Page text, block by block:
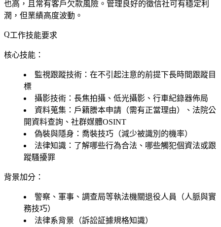
也高，且常有客戶欠款風險。管理良好的徵信社可有穩定利
潤，但業績高度波動。
工作技能要求
核心技能：
監視跟蹤技術：在不引起注意的前提下長時間跟蹤目
標
攝影技術：長焦拍攝、低光攝影、行車紀錄器佈局
資料蒐集：戶籍謄本申請（需有正當理由）、法院公
開資料查詢、社群媒體OSINT
偽裝與隱身：喬裝技巧（減少被識別的機率）
法律知識：了解哪些行為合法、哪些觸犯個資法或跟
蹤騷擾罪
背景加分：
警察、軍事、調查局等執法機關退役人員（人脈與實
務技巧）
法律系背景（訴訟証據規格知識）